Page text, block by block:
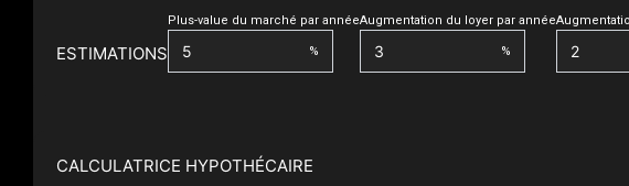
ESTIMATIONS
Plus-value du marché par année
%
Augmentation du loyer par année
%
CALCULATRICE HYPOTHÉCAIRE